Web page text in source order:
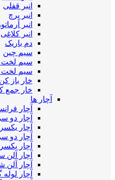
انبر قفلی
انبر پرچ
انبر آرماتور
انبر کلاغی
دم باریک
سیم چین
سیم
سیم لخت
خار باز کن
خار جمع
آچار ها
آچار
آچار دو
آچار
آچار دو
آچار
آچار آلن
آچار
آچار لوله